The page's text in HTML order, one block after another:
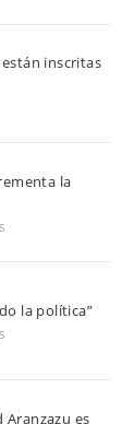
inscritas
la
la política”
Aranzazu es